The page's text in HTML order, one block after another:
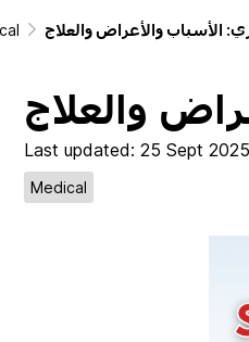
الأسباب والأعراض والعلاج
والعلاج
Last updated: 25 Sept 2025
Medical